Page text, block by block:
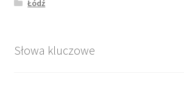
Łódź
Słowa kluczowe